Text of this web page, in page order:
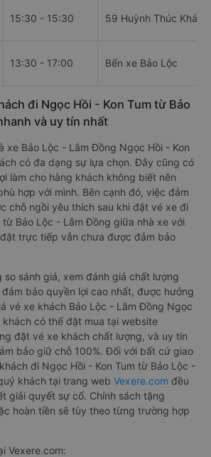
15:30 - 15:30 59 Huỳnh Thúc Kháng
13:30 - 17:00 Bến xe Bảo Lộc
đi Ngọc Hồi - Kon Tum từ Bảo
và uy tín nhất
xe Bảo Lộc - Lâm Đồng Ngọc Hồi - Kon
có đa dạng sự lựa chọn. Đây cũng có
làm cho hàng khách không biết nên
hợp với mình. Bên cạnh đó, việc đảm
chỗ ngồi yêu thích sau khi đặt vé xe đi
từ Bảo Lộc - Lâm Đồng giữa nhà xe với
trực tiếp vẫn chưa được đảm bảo
so sánh giá, xem đánh giá chất lượng
bảo quyền lợi cao nhất, được hưởng
vé xe khách Bảo Lộc - Lâm Đồng Ngọc
khách có thể đặt mua tại website
đặt vé xe khách chất lượng, và uy tín
bảo giữ chỗ 100%. Đối với bất cứ giao
đi Ngọc Hồi - Kon Tum từ Bảo Lộc -
khách tại trang web Vexere.com đều
giải quyết sự cố. Chính sách tặng
hoàn tiền sẽ tùy theo từng trường hợp
Vexere.com: